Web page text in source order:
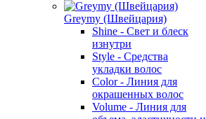
Greymy (Швейцария)
Shine - Свет и блеск
изнутри
Style - Средства
укладки волос
Color - Линия для
окрашенных волос
Volume - Линия для